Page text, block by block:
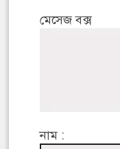
মেসেজ বক্স
নাম :